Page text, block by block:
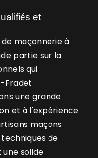
et
maçonnerie à
partie sur la
qui
Fradet
une grande
et à l'expérience
maçons
de
solide